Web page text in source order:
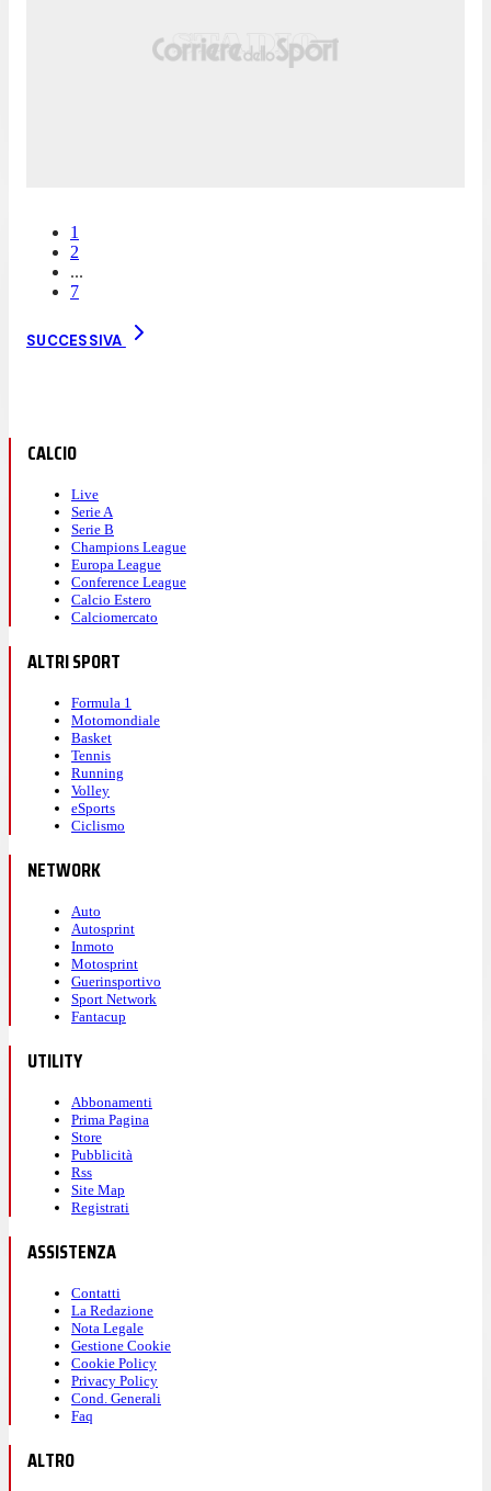
1
2
...
7
SUCCESSIVA
CALCIO
Live
Serie A
Serie B
Champions League
Europa League
Conference League
Calcio Estero
Calciomercato
ALTRI SPORT
Formula 1
Motomondiale
Basket
Tennis
Running
Volley
eSports
Ciclismo
NETWORK
Auto
Autosprint
Inmoto
Motosprint
Guerinsportivo
Sport Network
Fantacup
UTILITY
Abbonamenti
Prima Pagina
Store
Pubblicità
Rss
Site Map
Registrati
ASSISTENZA
Contatti
La Redazione
Nota Legale
Gestione Cookie
Cookie Policy
Privacy Policy
Cond. Generali
Faq
ALTRO